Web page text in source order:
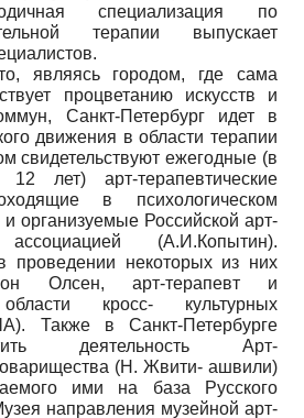
специализация по
терапии выпускает
являясь городом, где сама
процветанию искусств и
Санкт-Петербург идет в
движения в области терапии
свидетельствуют ежегодные (в
лет) арт-терапевтические
в психологическом
организуемые Российской арт-
ассоциацией (А.И.Копытин).
проведении некоторых из них
Олсен, арт-терапевт и
кросс- культурных
Также в Санкт-Петербурге
деятельность Арт-
(Н. Жвити- ашвили)
ими на база Русского
направления музейной арт-